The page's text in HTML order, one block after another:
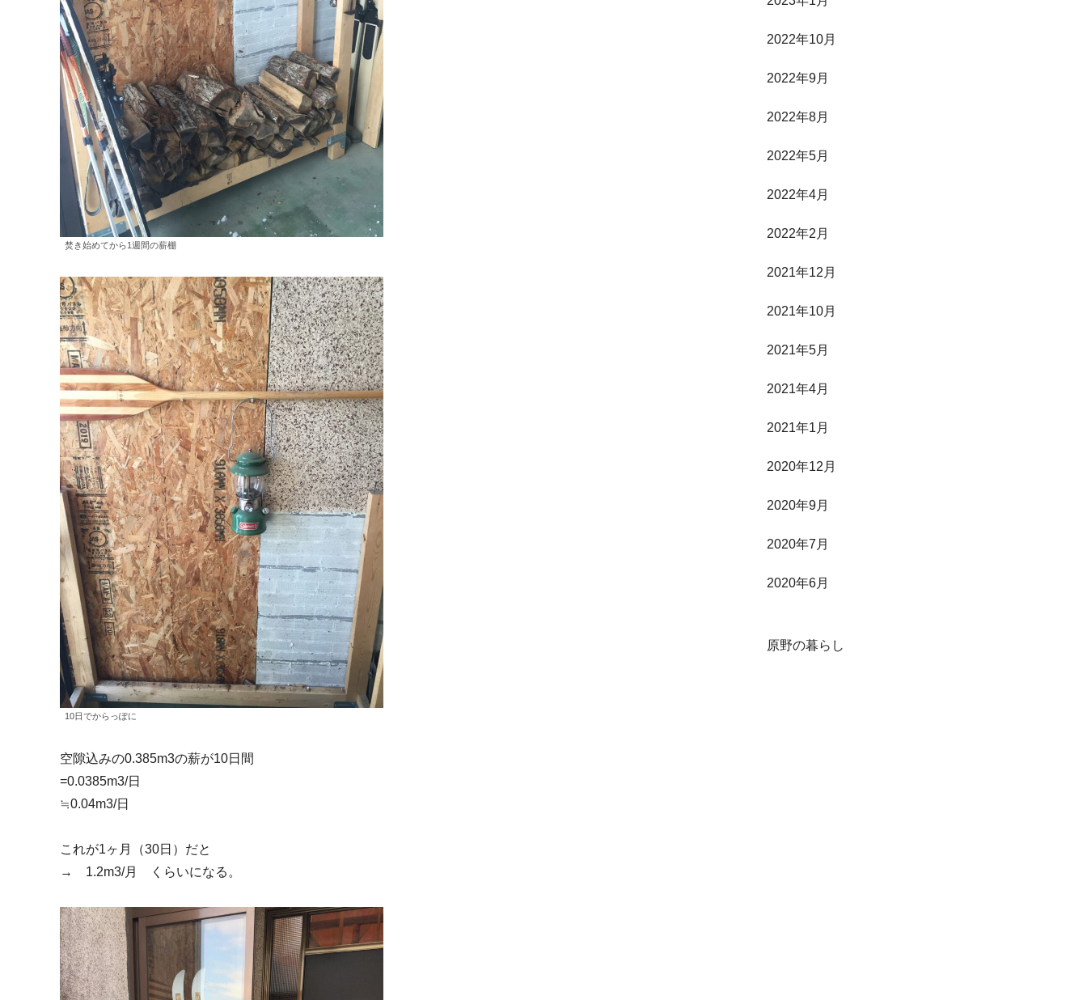
焚き始めてから1週間の薪棚
10日でからっぽに
空隙込みの0.385m3の薪が10日間
=0.0385m3/日
≒0.04m3/日
これが1ヶ月（30日）だと
→ 1.2m3/月 くらいになる。
2022年10月
2022年9月
2022年8月
2022年5月
2022年4月
2022年2月
2021年12月
2021年10月
2021年5月
2021年4月
2021年1月
2020年12月
2020年9月
2020年7月
2020年6月
原野の暮らし